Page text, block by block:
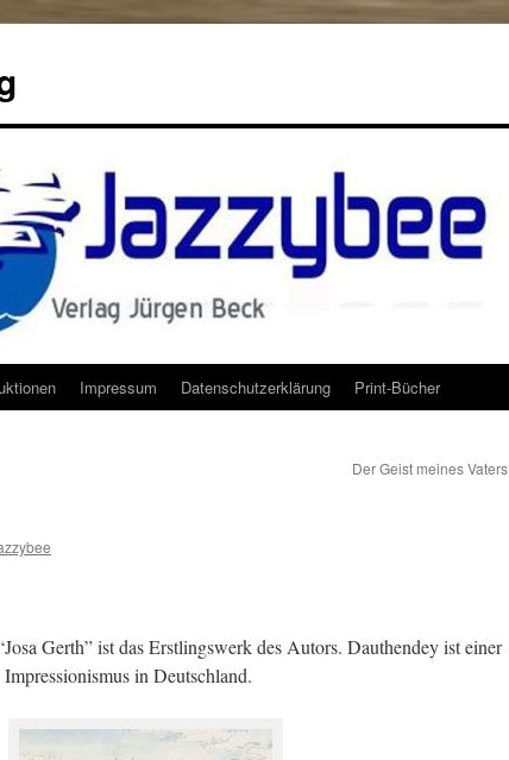
Impressum Datenschutzerklärung Print-Bücher
Der Geist meines Vaters
Gerth” ist das Erstlingswerk des Autors. Dauthendey ist einer
in Deutschland.